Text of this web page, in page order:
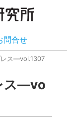
問合せ
レス―vol.1307
ス―vo